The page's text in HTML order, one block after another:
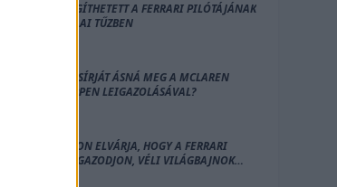
EZ IS SEGÍTHETETT A FERRARI PILÓTÁJÁNAK
AZ IMOLAI TŰZBEN
A SAJÁT SÍRJÁT ÁSNÁ MEG A MCLAREN
VERSTAPPEN LEIGAZOLÁSÁVAL?
HAMILTON ELVÁRJA, HOGY A FERRARI
HOZZÁ IGAZODJON, VÉLI VILÁGBAJNOK